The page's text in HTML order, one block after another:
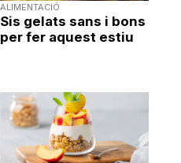
ALIMENTACIÓ
Sis gelats sans i bons
per fer aquest estiu